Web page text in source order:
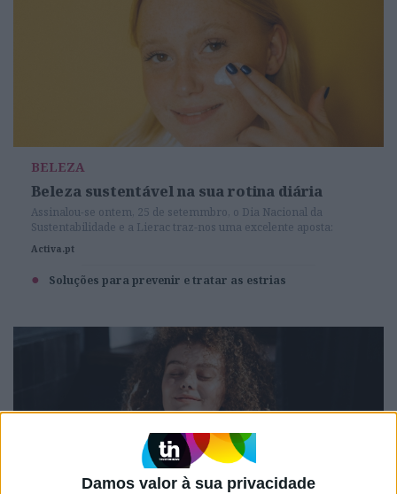
Damos valor à sua privacidade
BELEZA
Beleza sustentável na sua rotina diária
Assinalou-se ontem, 25 de setemmbro, o Dia Nacional da
Sustentabilidade e a Lierac traz-nos uma excelente aposta:
recargas para todos os cuidados do rosto.
Activa.pt
Soluções para prevenir e tratar as estrias